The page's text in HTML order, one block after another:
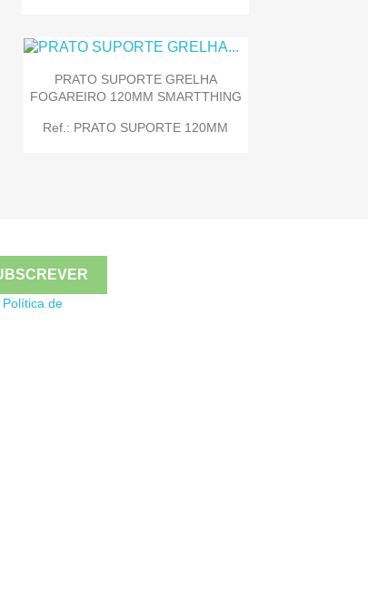
PRATO SUPORTE GRELHA
FOGAREIRO 120MM SMARTTHING
Ref.: PRATO SUPORTE 120MM
Política de